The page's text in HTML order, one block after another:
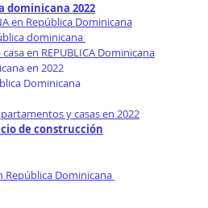
dominicana 2022
en República Dominicana
dominicana
en REPUBLICA Dominicana
en 2022
Dominicana
y casas en 2022
de construcción
República Dominicana